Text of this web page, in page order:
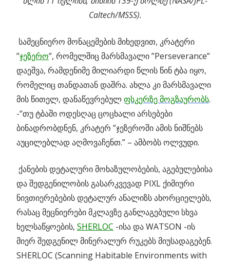
Caltech/MSSS).
სამეცნიერო მონაცემების მიხედვით, კრატერი
”ჯეზერო”, რომელშიც მარსმავალი ”Perseverance”
დაეშვა, რამდენიმე მილიარდი წლის წინ ტბა იყო,
რომელიც თანდათან დაშრა. ახლა კი მარსმავალი
მის წითელ, დანაწევრებულფსკერზე მოგზაურობს.
-“თუ ტბაში ოდესღაც ცოცხალი არსებები
ბინადრობდნენ, კრატერ ”ჯეზეროში ამის ნიშნებს
აუცილებლად აღმოვაჩენთ.” – ამბობს ოლვუდი.
ქანების დეტალური მოხაზულობების, აგებულებისა
და შედგენილობის გასარკვევად PIXL ქიმიური
ნივთიერებების დეტალურ ანალიზს ახორციელებს,
რასაც მეცნიერები მკლავზე განლაგებული სხვა
ხელსაწყოების, SHERLOC -ისა და WATSON -ის
მიერ შედგენილ მინერალურ რუკებს მიუსადაგებენ.
SHERLOC (Scanning Habitable Environments with